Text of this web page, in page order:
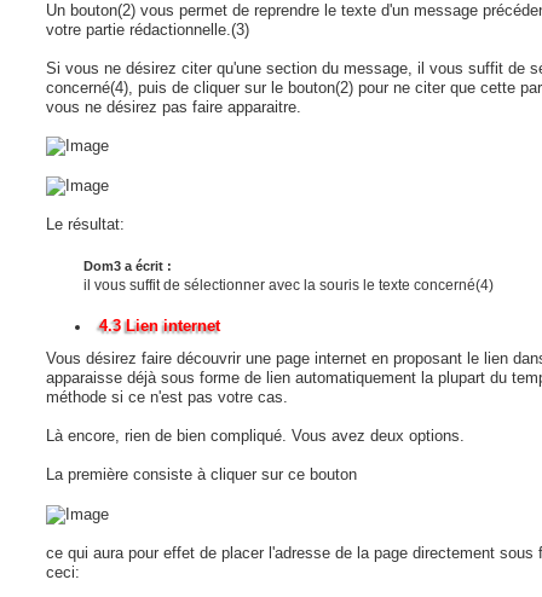
Un bouton(2) vous permet de reprendre le texte d'un message
votre partie rédactionnelle.(3)
Si vous ne désirez citer qu'une section du message, il vous suffit de
concerné(4), puis de cliquer sur le bouton(2) pour ne citer que cette
vous ne désirez pas faire apparaitre.
Le résultat:
Dom3 a écrit :
il vous suffit de sélectionner avec la souris le texte concerné(4)
4.3 Lien internet
Vous désirez faire découvrir une page internet en proposant le lien
apparaisse déjà sous forme de lien automatiquement la plupart du
méthode si ce n'est pas votre cas.
Là encore, rien de bien compliqué. Vous avez deux options.
La première consiste à cliquer sur ce bouton
ce qui aura pour effet de placer l'adresse de la page directement
ceci: